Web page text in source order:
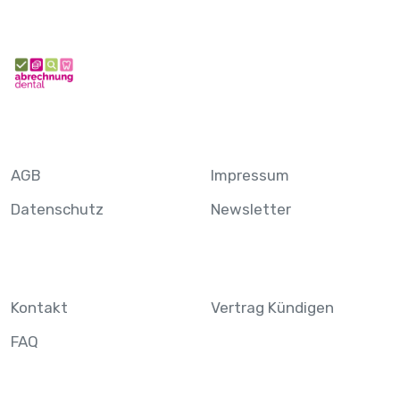
AGB
Datenschutz
Impressum
Newsletter
Kontakt
FAQ
Vertrag Kündigen